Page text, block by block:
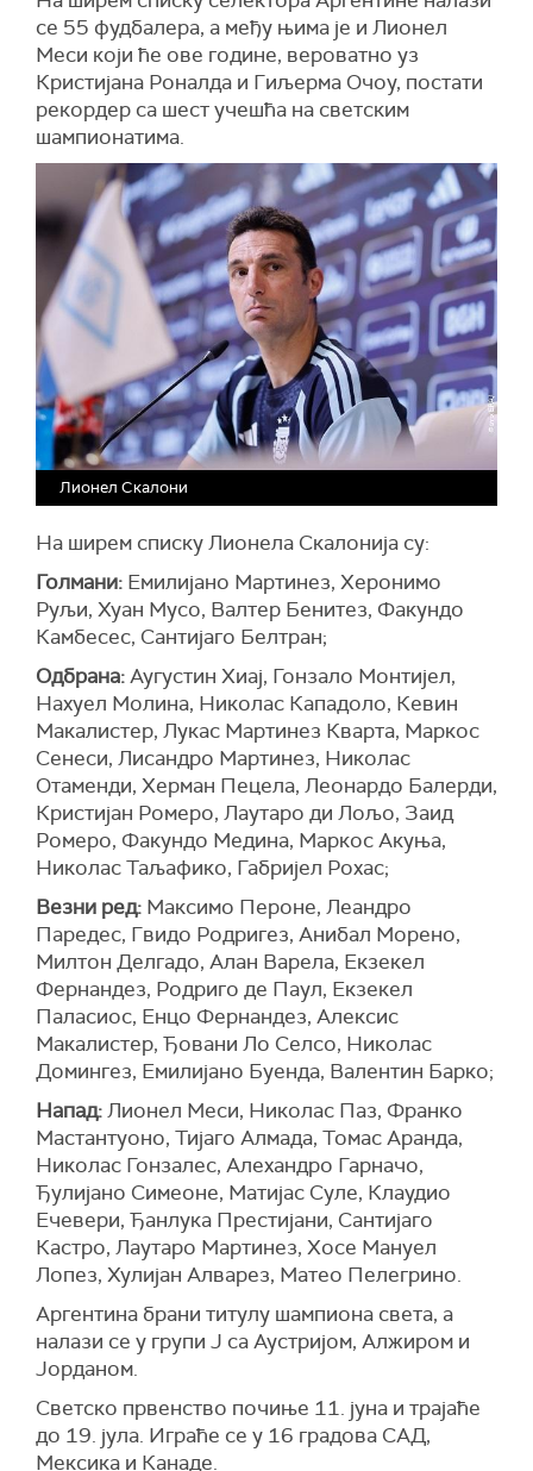
се 55 фудбалера, а међу њима је и Лионел
Меси који ће ове године, вероватно уз
Кристијана Роналда и Гиљерма Очоу, постати
рекордер са шест учешћа на светским
шампионатима.
Лионел Скалони
На ширем списку Лионела Скалонија су:
Голмани: Емилијано Мартинез, Херонимо
Руљи, Хуан Мусо, Валтер Бенитез, Факундо
Камбесес, Сантијаго Белтран;
Одбрана:Аугустин Хиај, Гонзало Монтијел,
Нахуел Молина, Николас Кападоло, Кевин
Макалистер, Лукас Мартинез Кварта, Маркос
Сенеси, Лисандро Мартинез, Николас
Отаменди, Херман Пецела, Леонардо Балерди,
Кристијан Ромеро, Лаутаро ди Лољо, Заид
Ромеро, Факундо Медина, Маркос Акуња,
Николас Таљафико, Габријел Рохас;
Везни ред: Максимо Пероне, Леандро
Паредес, Гвидо Родригез, Анибал Морено,
Милтон Делгадо, Алан Варела, Екзекел
Фернандез, Родриго де Паул, Екзекел
Паласиос, Енцо Фернандез, Алексис
Макалистер, Ђовани Ло Селсо, Николас
Домингез, Емилијано Буенда, Валентин Барко;
Напад:Лионел Меси, Николас Паз, Франко
Мастантуоно, Тијаго Алмада, Томас Аранда,
Николас Гонзалес, Алехандро Гарначо,
Ђулијано Симеоне, Матијас Суле, Клаудио
Ечевери, Ђанлука Престијани, Сантијаго
Кастро, Лаутаро Мартинез, Хосе Мануел
Лопез, Хулијан Алварез, Матео Пелегрино.
Аргентина брани титулу шампиона света, а
налази се у групи Ј са Аустријом, Алжиром и
Јорданом.
Светско првенство почиње 11. јуна и трајаће
до 19. јула. Играће се у 16 градова САД,
Мексика и Канаде.